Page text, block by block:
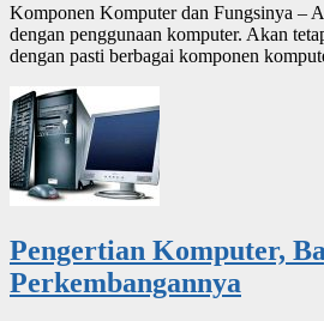
Komponen Komputer dan Fungsinya –
dengan penggunaan komputer. Akan
dengan pasti berbagai komponen
Pengertian Komputer,
Perkembangannya